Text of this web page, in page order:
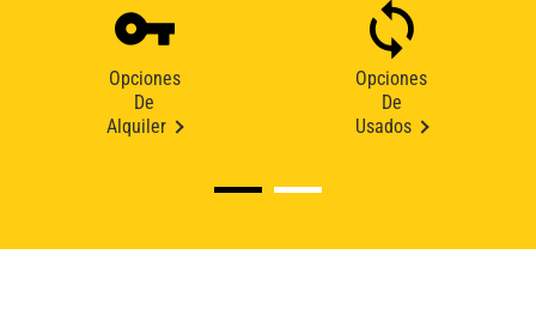
Opciones
De
Alquiler
Opciones
De
Usados